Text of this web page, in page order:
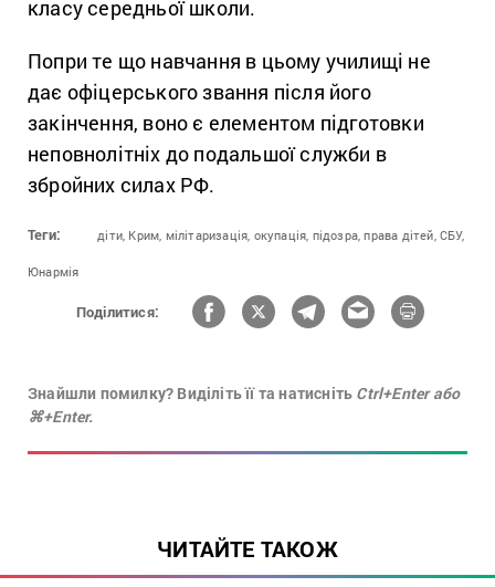
класу середньої школи.
Попри те що навчання в цьому училищі не
дає офіцерського звання після його
закінчення, воно є елементом підготовки
неповнолітніх до подальшої служби в
збройних силах РФ.
Теги: діти, Крим, мілітаризація, окупація, підозра, права дітей, СБУ,
Юнармія
Поділитися:
Знайшли помилку? Виділіть її та натисніть Ctrl+Enter або
⌘+Enter.
ЧИТАЙТЕ ТАКОЖ